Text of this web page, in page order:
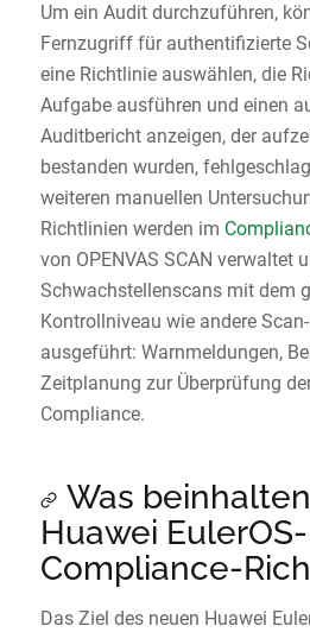
Um ein Audit durchzuführen,
Fernzugriff für authentifizierte
eine Richtlinie auswählen, die
Aufgabe ausführen und einen
Auditbericht anzeigen, der
bestanden wurden,
weiteren manuellen
Richtlinien werden im
von OPENVAS SCAN verwaltet
Schwachstellenscans mit dem
Kontrollniveau wie andere
ausgeführt: Warnmeldungen,
Zeitplanung zur Überprüfung
Compliance.
Was
Huawei EulerOS-
Compliance-
Das Ziel des neuen Huawei